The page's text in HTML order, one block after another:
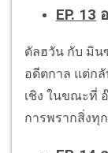
EP. 13
ดัลฮวัน กับ มิน
อดีตกาล แต่ก
เชิง ในขณะที่
การพรากสิ่งทุ